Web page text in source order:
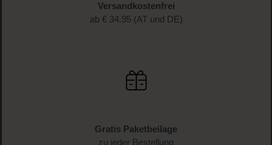
Versandkostenfrei
ab € 34.95 (AT und DE)
Gratis Paketbeilage
zu jeder Bestellung